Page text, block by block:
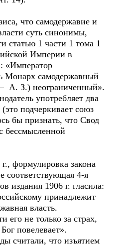
что самодержавие и
суть синонимы,
статью 1 части 1 тома 1
Империи в
«Император
Монарх самодержавный
А. З.) неограниченный».
употребляет два
подчеркивает союз
бы признать, что Свод
бессмысленной
формулировка закона
соответствующая 4-я
издания 1906 г. гласила:
принадлежит
власть.
его не только за страх,
повелевает».
считали, что изъятием